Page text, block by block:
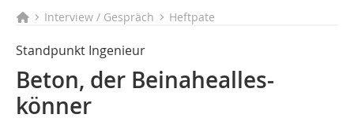
Interview / Gespräch Heftpate
Standpunkt Ingenieur
Beton, der Beinahealles­
könner